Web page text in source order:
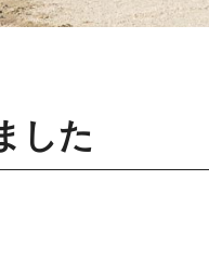
した